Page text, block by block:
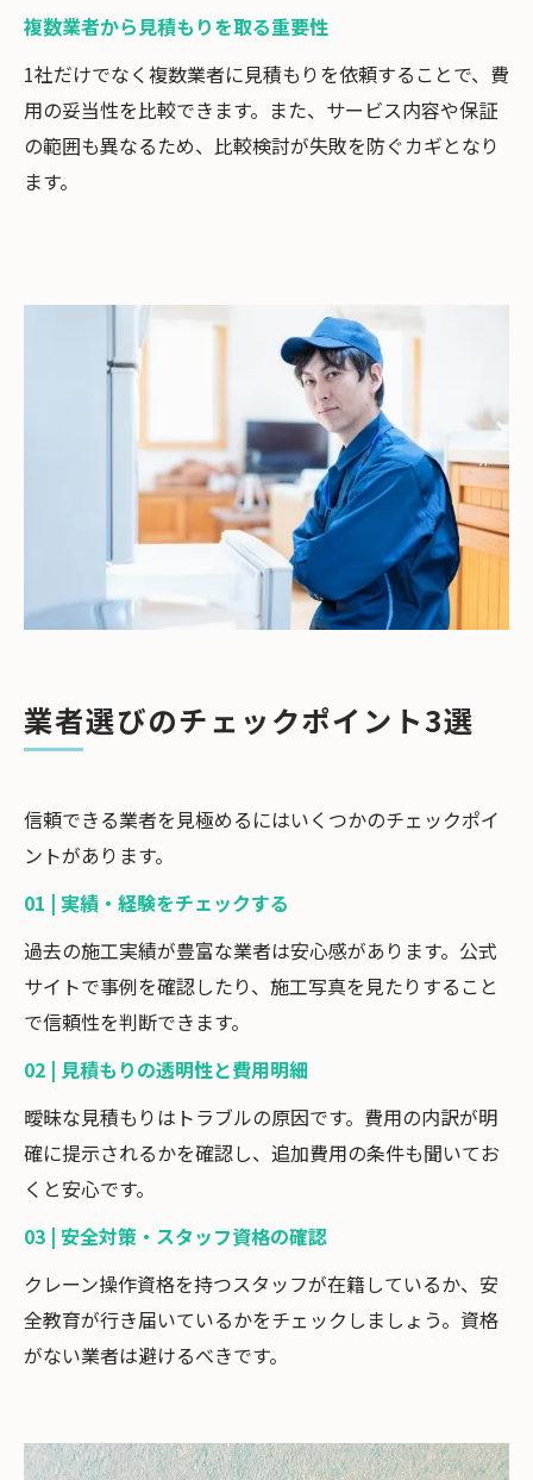
複数業者から見積もりを取る重要性
1社だけでなく複数業者に見積もりを依頼することで、費
用の妥当性を比較できます。また、サービス内容や保証
の範囲も異なるため、比較検討が失敗を防ぐカギとなり
ます。
業者選びのチェックポイント3選
信頼できる業者を見極めるにはいくつかのチェックポイ
ントがあります。
01 | 実績・経験をチェックする
過去の施工実績が豊富な業者は安心感があります。公式
サイトで事例を確認したり、施工写真を見たりすること
で信頼性を判断できます。
02 | 見積もりの透明性と費用明細
曖昧な見積もりはトラブルの原因です。費用の内訳が明
確に提示されるかを確認し、追加費用の条件も聞いてお
くと安心です。
03 | 安全対策・スタッフ資格の確認
クレーン操作資格を持つスタッフが在籍しているか、安
全教育が行き届いているかをチェックしましょう。資格
がない業者は避けるべきです。